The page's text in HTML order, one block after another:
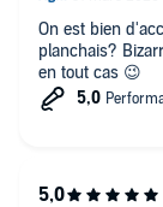
Henry Lee Lucas
Ted Bundy, un
On est bien
planchais?
en tout cas 😉